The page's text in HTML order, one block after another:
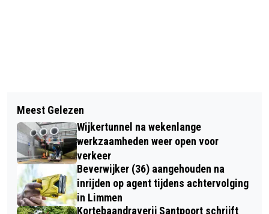
VOGELS IN DE WINTER OP EN ROND
KINDERBOERDERIJ DE BAAK
ER IS LEVEN OP MARS… NOU JA,
LEVEN… NIET ALLES IS WAT ’T LIJKT!
Meest Gelezen
Wijkertunnel na wekenlange
werkzaamheden weer open voor
verkeer
Beverwijker (36) aangehouden na
inrijden op agent tijdens achtervolging
in Limmen
Kortebaandraverij Santpoort schrijft